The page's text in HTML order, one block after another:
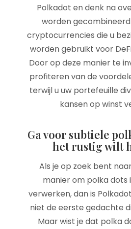
Polkadot en denk na
worden
cryptocurrencies die u
worden gebruikt voor
Door op deze manier te
profiteren van de
terwijl u uw portefeuille
kansen op winst
Ga voor subtiele
het rustig wilt
Als je op zoek bent
manier om polka dots
verwerken, dan is
niet de eerste gedachte
Maar wist je dat polka